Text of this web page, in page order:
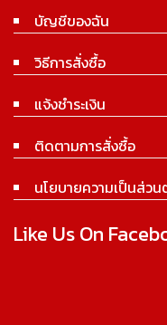
บัญชีของฉัน
วิธีการสั่งซื้อ
แจ้งชำระเงิน
ติดตามการสั่งซื้อ
นโยบายความเป็นส่วน
Like Us On